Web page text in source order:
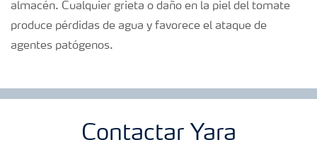
almacén. Cualquier grieta o daño en la piel del tomate
produce pérdidas de agua y favorece el ataque de
agentes patógenos.
Contactar Yara